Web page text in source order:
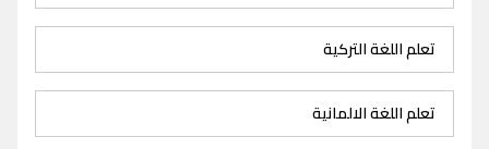
تعلم اللغة التركية
تعلم اللغة الالمانية